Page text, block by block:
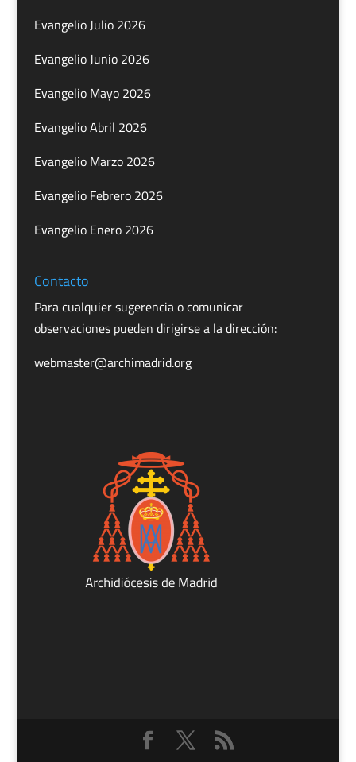
Evangelio Julio 2026
Evangelio Junio 2026
Evangelio Mayo 2026
Evangelio Abril 2026
Evangelio Marzo 2026
Evangelio Febrero 2026
Evangelio Enero 2026
Contacto
Para cualquier sugerencia o comunicar
observaciones pueden dirigirse a la dirección:
webmaster@archimadrid.org